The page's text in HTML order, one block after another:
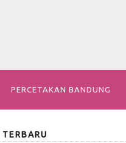
PERCETAKAN BANDUNG